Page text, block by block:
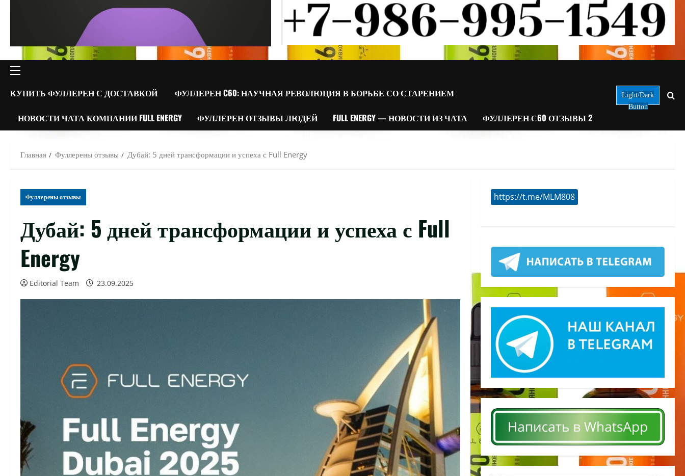
ОСНОВНОЕ
МЕНЮ
КУПИТЬ ФУЛЛЕРЕН С ДОСТАВКОЙ ФУЛЛЕРЕН C60: НАУЧНАЯ РЕВОЛЮЦИЯ В БОРЬБЕ СО СТАРЕНИЕМ
НОВОСТИ ЧАТА КОМПАНИИ FULL ENERGY ФУЛЛЕРЕН ОТЗЫВЫ ЛЮДЕЙ FULL ENERGY — НОВОСТИ ИЗ ЧАТА ФУЛЛЕРЕН С60 ОТЗЫВЫ 2
Light/Dark
Button
Главная Фуллерены отзывы Дубай: 5 дней трансформации и успеха с Full Energy
Фуллерены отзывы
Дубай: 5 дней трансформации и успеха с Full
Energy
Editorial Team 23.09.2025
https://t.me/MLM808